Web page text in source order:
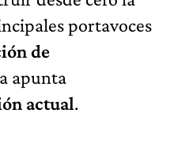
portavoces
de
apunta
actual.